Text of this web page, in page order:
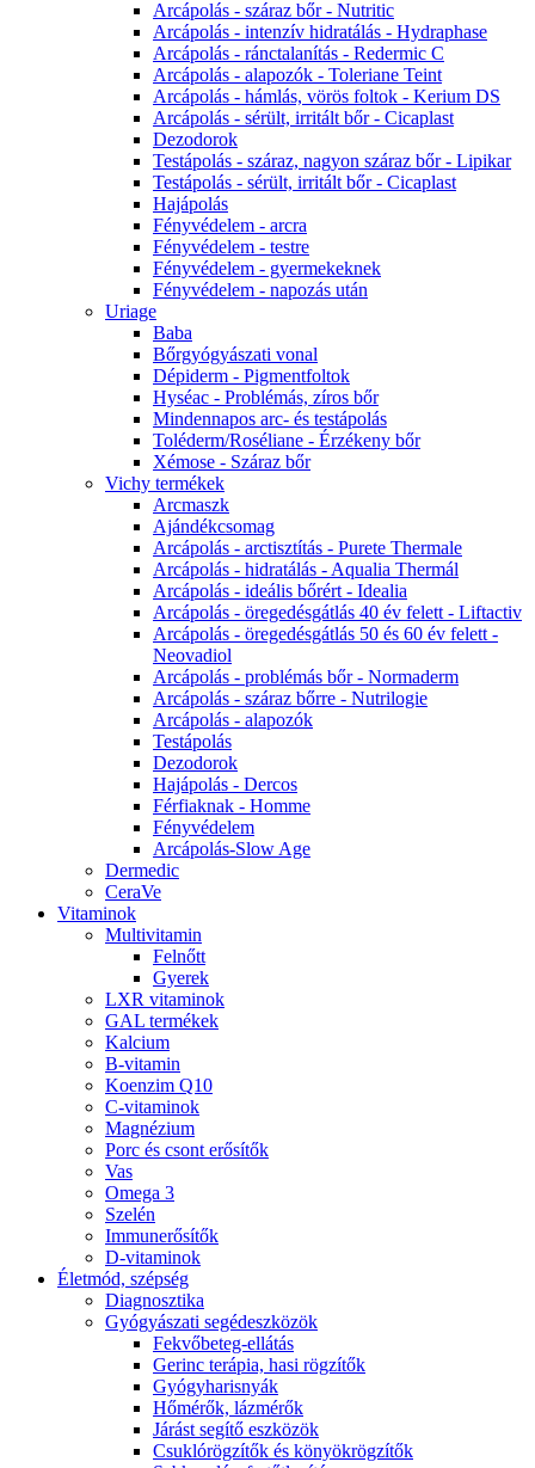
Arcápolás - száraz bőr - Nutritic
Arcápolás - intenzív hidratálás - Hydraphase
Arcápolás - ránctalanítás - Redermic C
Arcápolás - alapozók - Toleriane Teint
Arcápolás - hámlás, vörös foltok - Kerium DS
Arcápolás - sérült, irritált bőr - Cicaplast
Dezodorok
Testápolás - száraz, nagyon száraz bőr - Lipikar
Testápolás - sérült, irritált bőr - Cicaplast
Hajápolás
Fényvédelem - arcra
Fényvédelem - testre
Fényvédelem - gyermekeknek
Fényvédelem - napozás után
Uriage
Baba
Bőrgyógyászati vonal
Dépiderm - Pigmentfoltok
Hyséac - Problémás, zíros bőr
Mindennapos arc- és testápolás
Toléderm/Roséliane - Érzékeny bőr
Xémose - Száraz bőr
Vichy termékek
Arcmaszk
Ajándékcsomag
Arcápolás - arctisztítás - Purete Thermale
Arcápolás - hidratálás - Aqualia Thermál
Arcápolás - ideális bőrért - Idealia
Arcápolás - öregedésgátlás 40 év felett - Liftactiv
Arcápolás - öregedésgátlás 50 és 60 év felett -
Neovadiol
Arcápolás - problémás bőr - Normaderm
Arcápolás - száraz bőrre - Nutrilogie
Arcápolás - alapozók
Testápolás
Dezodorok
Hajápolás - Dercos
Férfiaknak - Homme
Fényvédelem
Arcápolás-Slow Age
Dermedic
CeraVe
Vitaminok
Multivitamin
Felnőtt
Gyerek
LXR vitaminok
GAL termékek
Kalcium
B-vitamin
Koenzim Q10
C-vitaminok
Magnézium
Porc és csont erősítők
Vas
Omega 3
Szelén
Immunerősítők
D-vitaminok
Életmód, szépség
Diagnosztika
Gyógyászati segédeszközök
Fekvőbeteg-ellátás
Gerinc terápia, hasi rögzítők
Gyógyharisnyák
Hőmérők, lázmérők
Járást segítő eszközök
Csuklórögzítők és könyökrögzítők